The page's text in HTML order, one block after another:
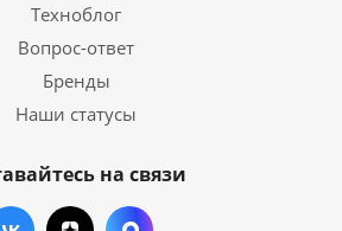
Техноблог
Вопрос-ответ
Бренды
Наши статусы
на связи